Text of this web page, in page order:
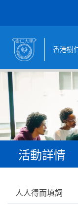
香港樹
活動詳情
人人得而填詞